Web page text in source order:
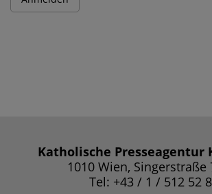
Katholische Presseagentur
1010 Wien, Singerstraße
Tel: +43 / 1 / 512 52